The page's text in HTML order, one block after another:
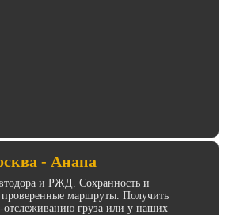
- Анапа
и РЖД. Сохранность и
проверенные маршруты. Получить
груза или у наших